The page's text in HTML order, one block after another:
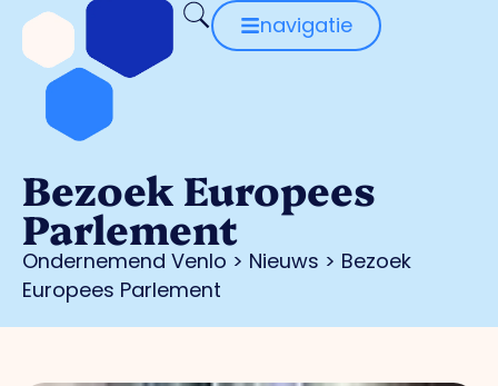
navigatie
Bezoek Europees
Parlement
Ondernemend Venlo > Nieuws > Bezoek
Europees Parlement